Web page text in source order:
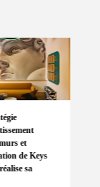
et
de Keys
sa